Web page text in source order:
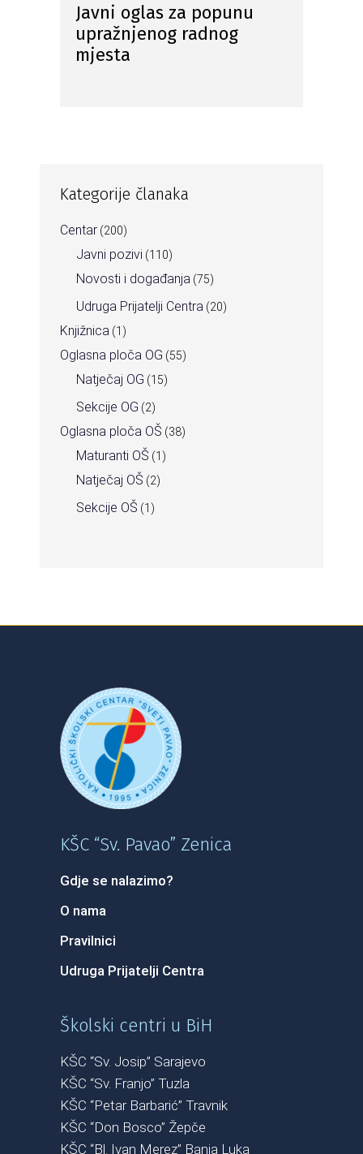
Javni oglas za popunu
upražnjenog radnog
mjesta
Kategorije članaka
Centar (200)
Javni pozivi (110)
Novosti i događanja (75)
Udruga Prijatelji Centra (20)
Knjižnica (1)
Oglasna ploča OG (55)
Natječaj OG (15)
Sekcije OG (2)
Oglasna ploča OŠ (38)
Maturanti OŠ (1)
Natječaj OŠ (2)
Sekcije OŠ (1)
KŠC “Sv. Pavao” Zenica
Gdje se nalazimo?
O nama
Pravilnici
Udruga Prijatelji Centra
Školski centri u BiH
KŠC “Sv. Josip” Sarajevo
KŠC “Sv. Franjo” Tuzla
KŠC “Petar Barbarić” Travnik
KŠC “Don Bosco” Žepče
KŠC “Bl. Ivan Merez” Banja Luka